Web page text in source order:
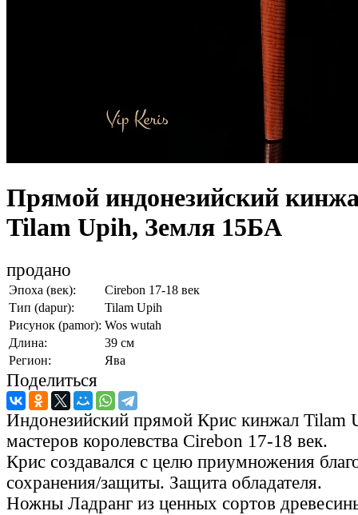
Прямой индонезийский
Tilam Upih, Земля 15БА
продано
Эпоха (век):
Cirebon 17-18 век
Тип (dapur):
Tilam Upih
Рисунок (pamor): Wos wutah
Длина:
39 см
Регион:
Ява
Поделиться
Индонезийский прямой Крис кинжал Tilam
мастеров королевства Cirebon 17-18 век.
Крис создавался с целю приумножения
сохранения/защиты. Защита обладателя.
Ножны Ладранг из ценных сортов